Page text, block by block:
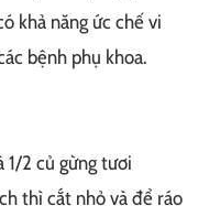
khả năng ức chế vi
bệnh phụ khoa.
1/2 củ gừng tươi
thì cắt nhỏ và để ráo